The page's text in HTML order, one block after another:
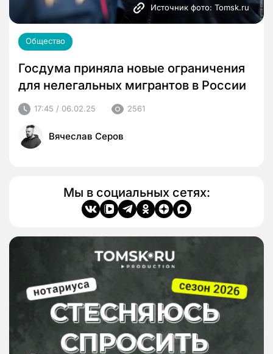
Источник фото: Tomsk.ru
Общество
Госдума приняла новые ограничения
для нелегальных мигрантов в России
17:45 / 06.02.25 2561
Вячеслав Серов
Мы в социальных сетях: